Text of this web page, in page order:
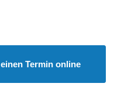
Termin online